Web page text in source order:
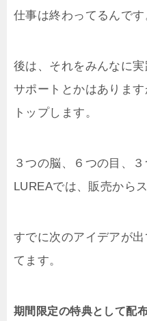
仕事は終わってるんです
後は、それをみんなに実
サポートとかはありま
トップします。
３つの脳、６つの目、
LUREAでは、販売から
すでに次のアイデアが
てます。
期間限定の特典として配